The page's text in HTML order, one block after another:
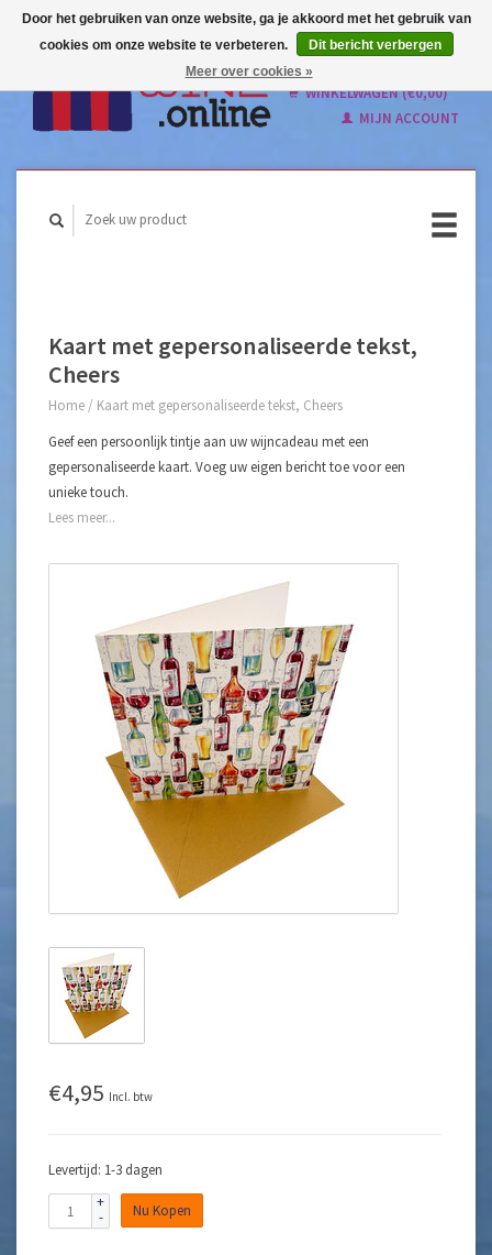
Nederlands
WINKELWAGEN (€0,00)
MIJN ACCOUNT
Kaart met gepersonaliseerde tekst,
Cheers
Home / Kaart met gepersonaliseerde tekst, Cheers
Geef een persoonlijk tintje aan uw wijncadeau met een
gepersonaliseerde kaart. Voeg uw eigen bericht toe voor een
unieke touch.
Lees meer...
€4,95 Incl. btw
Levertijd: 1-3 dagen
+
-
Nu Kopen
Door het gebruiken van onze website, ga je akkoord met het gebruik van
cookies om onze website te verbeteren.
Dit bericht verbergen
Meer over cookies »